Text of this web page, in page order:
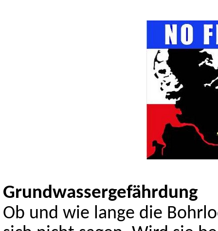
Grundwassergefährdung
Ob und wie lange die